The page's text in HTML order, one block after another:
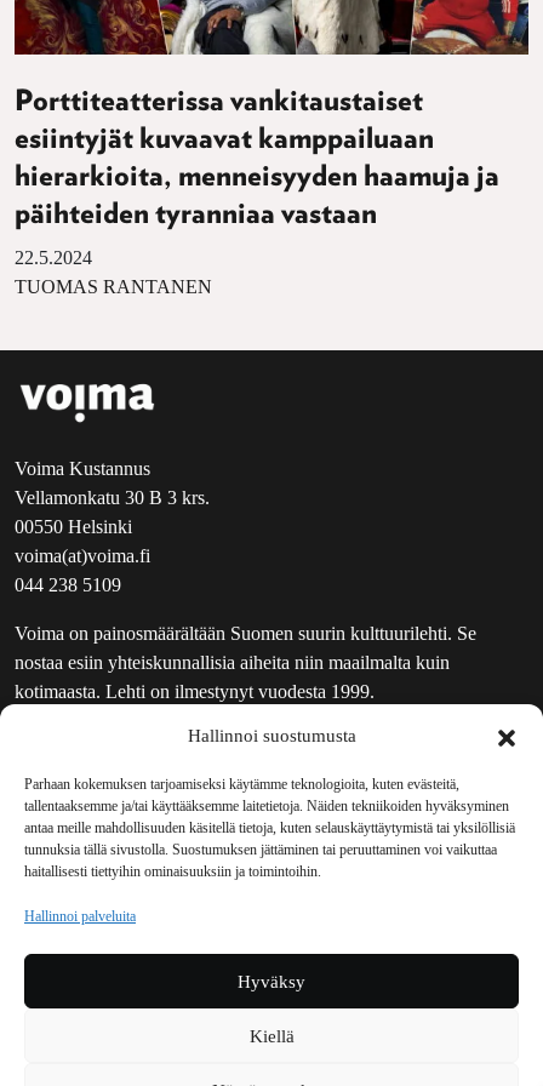
Hallinnoi suostumusta
Parhaan kokemuksen tarjoamiseksi käytämme teknologioita, kuten evästeitä,
tallentaaksemme ja/tai käyttääksemme laitetietoja. Näiden tekniikoiden hyväksyminen
antaa meille mahdollisuuden käsitellä tietoja, kuten selauskäyttäytymistä tai yksilöllisiä
tunnuksia tällä sivustolla. Suostumuksen jättäminen tai peruuttaminen voi vaikuttaa
haitallisesti tiettyihin ominaisuuksiin ja toimintoihin.
Hallinnoi palveluita
Hyväksy
Kiellä
Porttiteatterissa vankitaustaiset
esiintyjät kuvaavat kamppailuaan
hierarkioita, menneisyyden haamuja ja
päihteiden tyranniaa vastaan
22.5.2024
TUOMAS RANTANEN
Voima Kustannus
Vellamonkatu 30 B 3 krs.
00550 Helsinki
voima(at)voima.fi
044 238 5109
Voima on painosmäärältään Suomen suurin kulttuurilehti. Se
nostaa esiin yhteiskunnallisia aiheita niin maailmalta kuin
kotimaasta. Lehti on ilmestynyt vuodesta 1999.
UUTISKIRJE
MAINOSTAJILLE
VASTAMAINOKSET
JAKELUPAIKAT
REKISTERISELOSTE
TILAUKSEN PERUUTUSPYYNTÖ
TILAUSOHJEET JA -EHDOT